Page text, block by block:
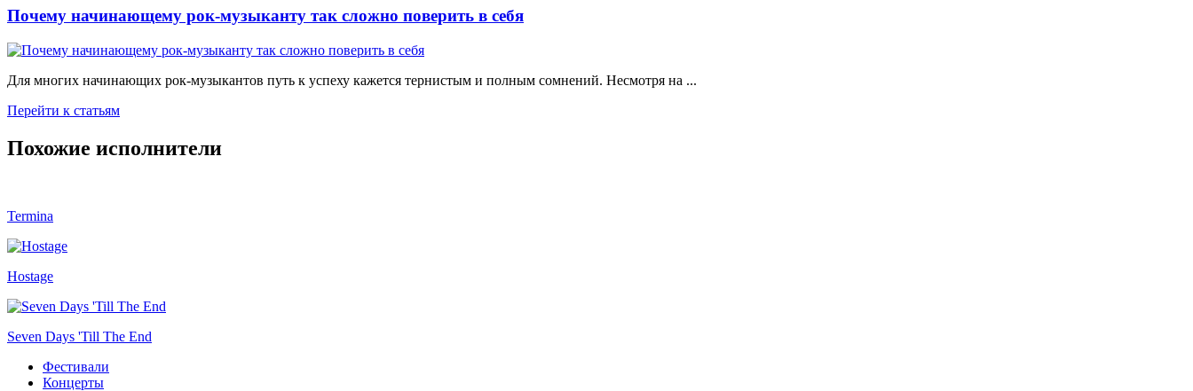
Почему начинающему рок-музыканту так сложно поверить в себя
Для многих начинающих рок-музыкантов путь к успеху кажется тернистым и полным сомнений. Несмотря на ...
Перейти к статьям
Похожие исполнители
Termina
Hostage
Seven Days 'Till The End
Фестивали
Концерты